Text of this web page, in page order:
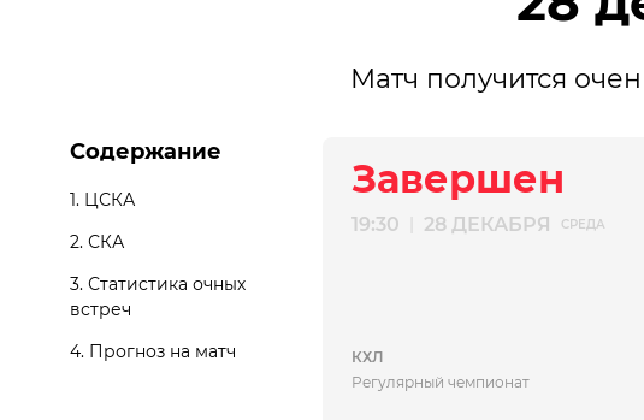
Матч получится
Содержание
1. ЦСКА
2. СКА
3. Статистика очных
встреч
4. Прогноз на матч
Завершен
19:30 28 ДЕКАБРЯ СРЕДА
КХЛ
Регулярный чемпионат